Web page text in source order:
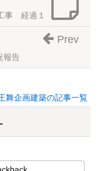
事 経過１
報告
Prev
舞企画建築の記事一覧